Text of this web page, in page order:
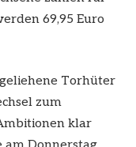
69,95 Euro
Torhüter
zum
klar